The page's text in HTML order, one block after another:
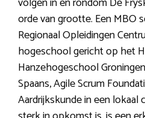
orde van grootte. Een MBO
Regionaal Opleidingen
hogeschool gericht op het
Hanzehogeschool
Spaans, Agile Scrum
Aardrijkskunde in een